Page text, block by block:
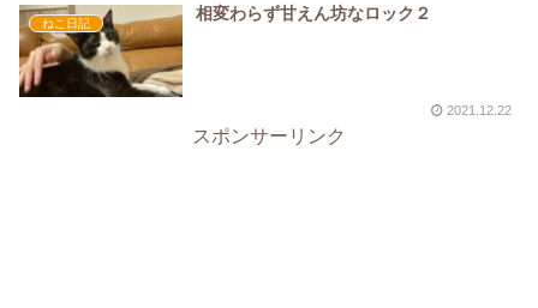
ねこ日記
相変わらず甘えん坊なロック２
2021.12.22
スポンサーリンク